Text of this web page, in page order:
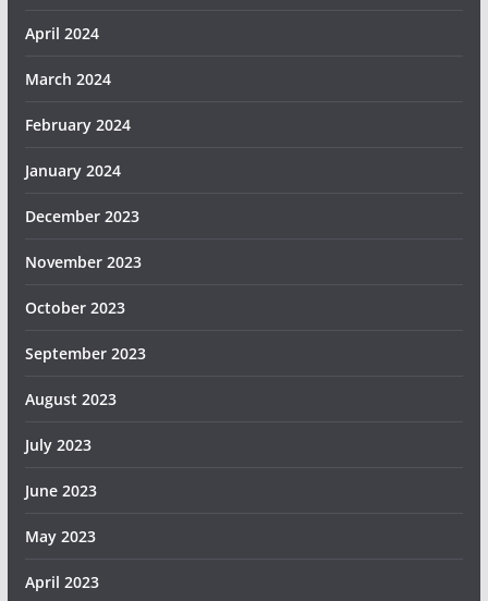
April 2024
March 2024
February 2024
January 2024
December 2023
November 2023
October 2023
September 2023
August 2023
July 2023
June 2023
May 2023
April 2023